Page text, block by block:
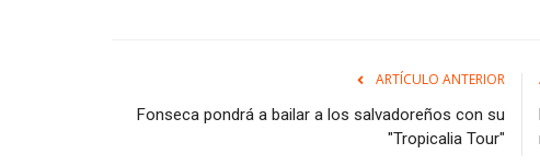
ARTÍCULO ANTERIOR
Fonseca pondrá a bailar a los salvadoreños con su
"Tropicalia Tour"